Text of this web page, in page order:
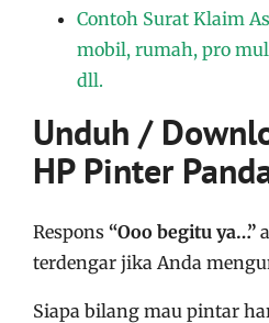
Contoh Surat Klaim
mobil, rumah, pro
dll.
Unduh /
HP Pinter
Respons “Ooo begitu ya…”
terdengar jika Anda
Siapa bilang mau pintar